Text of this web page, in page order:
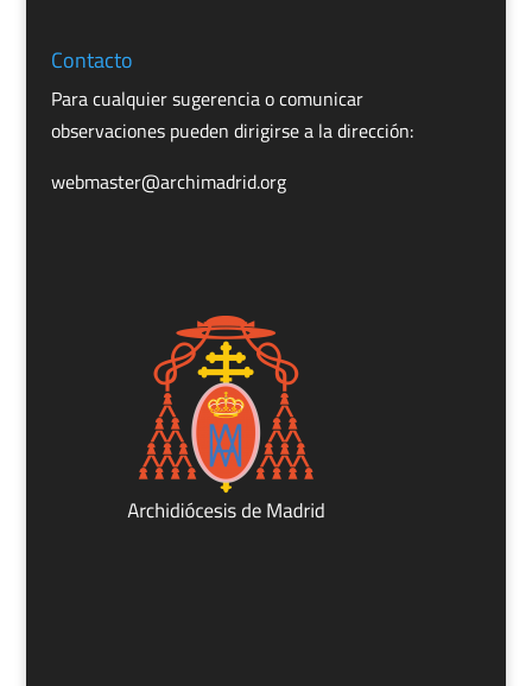
Contacto
Para cualquier sugerencia o comunicar
observaciones pueden dirigirse a la dirección:
webmaster@archimadrid.org